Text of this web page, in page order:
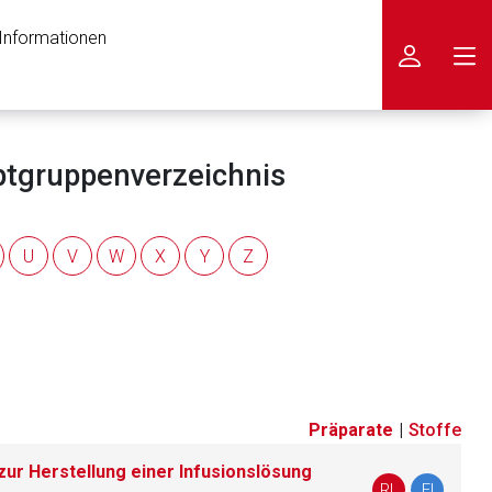
U V W X Y Z
Präparate | Stoffe
Herstellung einer Infusionslösung